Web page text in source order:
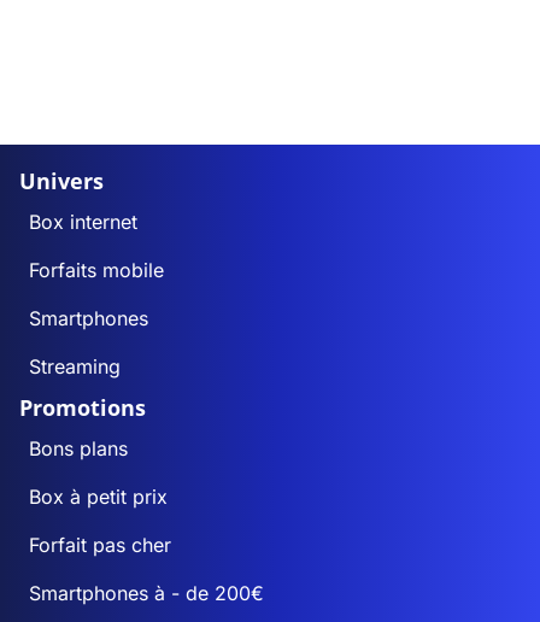
Univers
Box internet
Forfaits mobile
Smartphones
Streaming
Promotions
Bons plans
Box à petit prix
Forfait pas cher
Smartphones à - de 200€